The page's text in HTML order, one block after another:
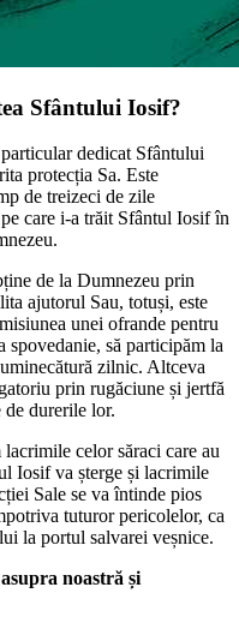
Sfântului Iosif?
dedicat Sfântului
protecția Sa. Este
de treizeci de zile
care i-a trăit Sfântul Iosif în
de la Dumnezeu prin
ajutorul Sau, totuși, este
unei ofrande pentru
să participăm la
zilnic. Altceva
prin rugăciune și jertfă
de durerile lor.
celor săraci care au
Iosif va șterge și lacrimile
Sale se va întinde pios
tuturor pericolelor, ca
la portul salvarei veșnice.
noastră și